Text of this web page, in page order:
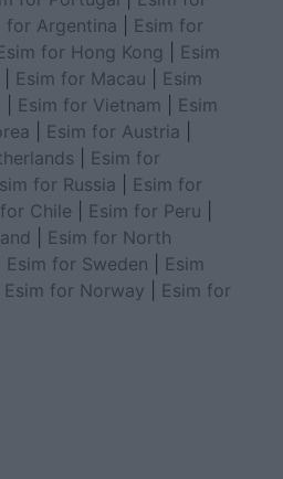
for Argentina
Esim for
for Hong Kong
Esim
Esim for Macau
Esim
Esim for Vietnam
Esim
Esim for Austria
Esim for
for Russia
Esim for
for Chile Esim for Peru
Esim for North
Esim for Sweden
Esim
Esim for Norway
Esim for